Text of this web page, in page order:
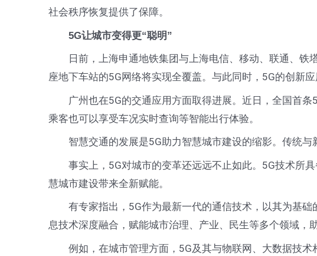
社会秩序恢复提供了保障。
5G让城市变得更“聪明”
日前，上海申通地铁集团与上海电信、移动、联通、铁
座地下车站的5G网络将实现全覆盖。与此同时，5G的创新
广州也在5G的交通应用方面取得进展。近日，全国首条
乘客也可以享受车况实时查询等智能出行体验。
智慧交通的发展是5G助力智慧城市建设的缩影。传统与
事实上，5G对城市的变革还远远不止如此。5G技术所具
慧城市建设带来全新赋能。
有专家指出，5G作为最新一代的通信技术，以其为基础
息技术深度融合，赋能城市治理、产业、民生等多个领域，
例如，在城市管理方面，5G及其与物联网、大数据技术